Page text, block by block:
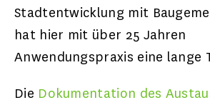
Stadtentwicklung mit
hat hier mit über 25 Jahren
Anwendungspraxis eine lange
Die Dokumentation des